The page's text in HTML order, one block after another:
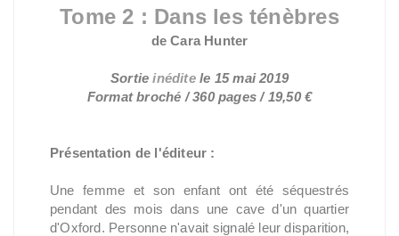
Tome 2 : Dans les ténèbres
de Cara Hunter
Sortieinéditele 15 mai 2019
Format broché / 360 pages / 19,50 €
Présentation de l'éditeur :
Une femme et son enfant ont été séquestrés
pendant des mois dans une cave d'un quartier
d'Oxford. Personne n'avait signalé leur disparition,